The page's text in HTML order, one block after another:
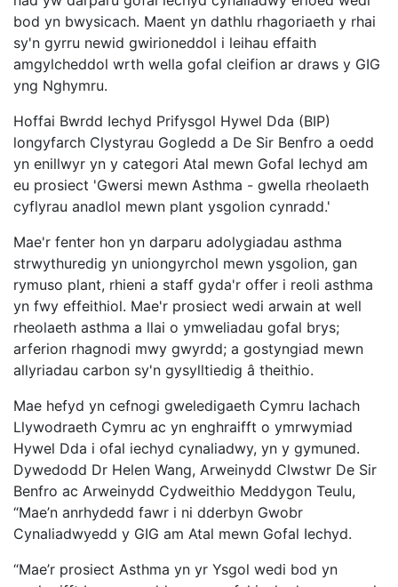
bod yn bwysicach. Maent yn dathlu rhagoriaeth y rhai
sy'n gyrru newid gwirioneddol i leihau effaith
amgylcheddol wrth wella gofal cleifion ar draws y GIG
yng Nghymru.
Hoffai Bwrdd Iechyd Prifysgol Hywel Dda (BIP)
longyfarch Clystyrau Gogledd a De Sir Benfro a oedd
yn enillwyr yn y categori Atal mewn Gofal Iechyd am
eu prosiect 'Gwersi mewn Asthma - gwella rheolaeth
cyflyrau anadlol mewn plant ysgolion cynradd.'
Mae'r fenter hon yn darparu adolygiadau asthma
strwythuredig yn uniongyrchol mewn ysgolion, gan
rymuso plant, rhieni a staff gyda'r offer i reoli asthma
yn fwy effeithiol. Mae'r prosiect wedi arwain at well
rheolaeth asthma a llai o ymweliadau gofal brys;
arferion rhagnodi mwy gwyrdd; a gostyngiad mewn
allyriadau carbon sy'n gysylltiedig â theithio.
Mae hefyd yn cefnogi gweledigaeth Cymru Iachach
Llywodraeth Cymru ac yn enghraifft o ymrwymiad
Hywel Dda i ofal iechyd cynaliadwy, yn y gymuned.
Dywedodd Dr Helen Wang, Arweinydd Clwstwr De Sir
Benfro ac Arweinydd Cydweithio Meddygon Teulu,
“Mae’n anrhydedd fawr i ni dderbyn Gwobr
Cynaliadwyedd y GIG am Atal mewn Gofal Iechyd.
“Mae’r prosiect Asthma yn yr Ysgol wedi bod yn